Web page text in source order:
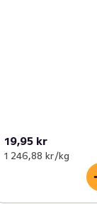
19,95 kr
1 246,88 kr /kg